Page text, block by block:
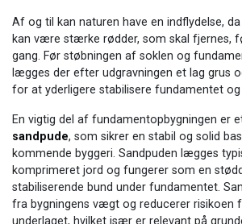
Af og til kan naturen have en indflydelse,
kan være stærke rødder, som skal fjernes,
gang. Før støbningen af soklen og
lægges der efter udgravningen et lag grus
for at yderligere stabilisere fundamentet og
En vigtig del af fundamentopbygningen er
sandpude, som sikrer en stabil og solid
kommende byggeri. Sandpuden lægges
komprimeret jord og fungerer som en
stabiliserende bund under fundamentet.
fra bygningens vægt og reducerer risikoen
underlaget, hvilket især er relevant på